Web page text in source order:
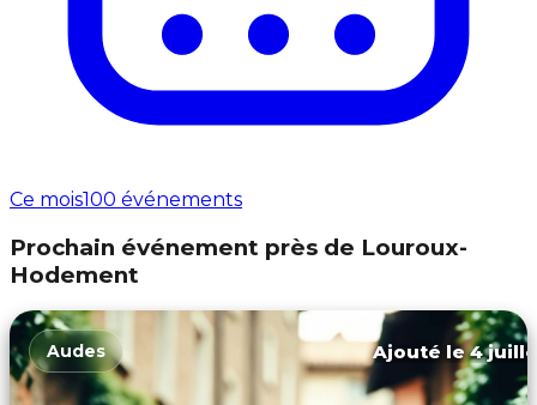
Ce mois100 événements
Prochain événement près de Louroux-
Hodement
Audes Ajouté le 4